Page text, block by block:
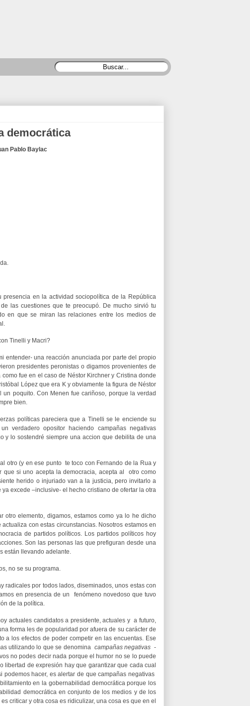
democrática
Pablo Baylac
en la actividad sociopolítica de la República
las cuestiones que te preocupó. De mucho sirvió tu
en que se miran las relaciones entre los medios de
Tinelli y Macri?
entender- una reacción anunciada por parte del propio
presidentes peronistas o digamos provenientes de
fue en el caso de Néstor Kirchner y Cristina donde
López que era K y obviamente la figura de Néstor
poquito. Con Menen fue cariñoso, porque la verdad
bien.
políticas pareciera que a Tinelli se le enciende su
verdadero opositor haciendo campañas negativas
y lo sostendré siempre una accion que debilita de una
otro (y en ese punto te toco con Fernando de la Rua y
que si uno acepta la democracia, acepta al otro como
herido o injuriado van a la justicia, pero invitarlo a
excede –inclusive- el hecho cristiano de ofertar la otra
otro elemento, digamos, estamos como ya lo he dicho
con estas circunstancias. Nosotros estamos en
de partidos políticos. Los partidos políticos hoy
Son las personas las que prefiguran desde una
están llevando adelante.
no se su programa.
por todos lados, diseminados, unos estas con
en presencia de un fenómeno novedoso que tuvo
de la política.
actuales candidatos a presidente, actuales y a futuro,
forma les de popularidad por afuera de su carácter de
a los efectos de poder competir en las encuentas. Ese
utilizando lo que se denomina campañas negativas -
no podes decir nada porque el humor no se lo puede
libertad de expresión hay que garantizar que cada cual
hacer, es alertar de que campañas negativas
en la gobernabilidad democrática porque los
democrática en conjunto de los medios y de los
criticar y otra cosa es ridiculizar, una cosa es que en el